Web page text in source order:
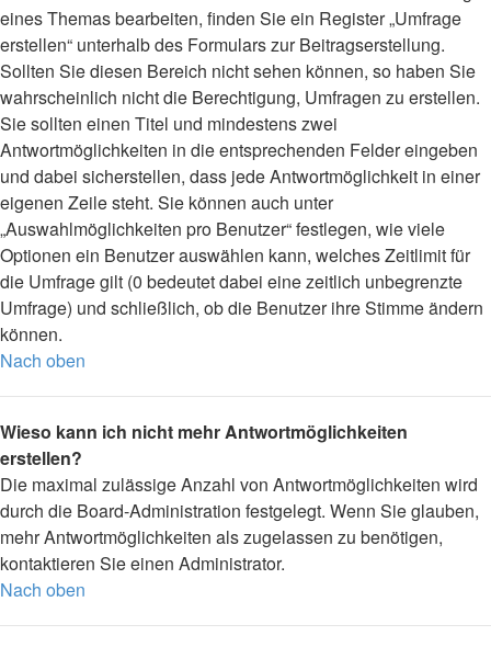
eines Themas bearbeiten, finden Sie ein Register „Umfrage
erstellen“ unterhalb des Formulars zur Beitragserstellung.
Sollten Sie diesen Bereich nicht sehen können, so haben Sie
wahrscheinlich nicht die Berechtigung, Umfragen zu erstellen.
Sie sollten einen Titel und mindestens zwei
Antwortmöglichkeiten in die entsprechenden Felder eingeben
und dabei sicherstellen, dass jede Antwortmöglichkeit in einer
eigenen Zeile steht. Sie können auch unter
„Auswahlmöglichkeiten pro Benutzer“ festlegen, wie viele
Optionen ein Benutzer auswählen kann, welches Zeitlimit für
die Umfrage gilt (0 bedeutet dabei eine zeitlich unbegrenzte
Umfrage) und schließlich, ob die Benutzer ihre Stimme ändern
können.
Nach oben
Wieso kann ich nicht mehr Antwortmöglichkeiten
erstellen?
Die maximal zulässige Anzahl von Antwortmöglichkeiten wird
durch die Board-Administration festgelegt. Wenn Sie glauben,
mehr Antwortmöglichkeiten als zugelassen zu benötigen,
kontaktieren Sie einen Administrator.
Nach oben